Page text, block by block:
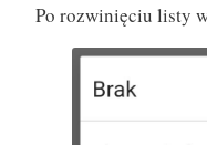
Po rozwinięciu listy